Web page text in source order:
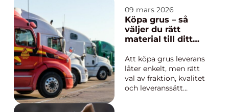
bakom väggarna,
håller avloppen för
framtiden och hur
mycket energi går
värmesystemet? VVS
handlar inte bara om
bekvämlighet. Et...
09 mars 2026
Köpa grus – så
väljer du rätt
material till ditt
Att köpa grus leverans
låter enkelt, men rätt
val av fraktion, kvalitet
och leveranssätt